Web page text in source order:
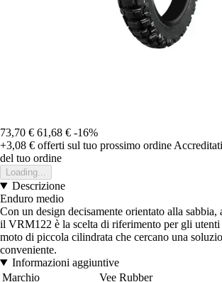
73,70 € 61,68 € -16%
+3,08 € offerti sul tuo prossimo ordine
del tuo ordine
Loading...
Descrizione
Enduro medio
Con un design decisamente orientato alla sabbia,
il VRM122 è la scelta di riferimento per gli
moto di piccola cilindrata che cercano una
conveniente.
Informazioni aggiuntive
Marchio
Vee Rubber